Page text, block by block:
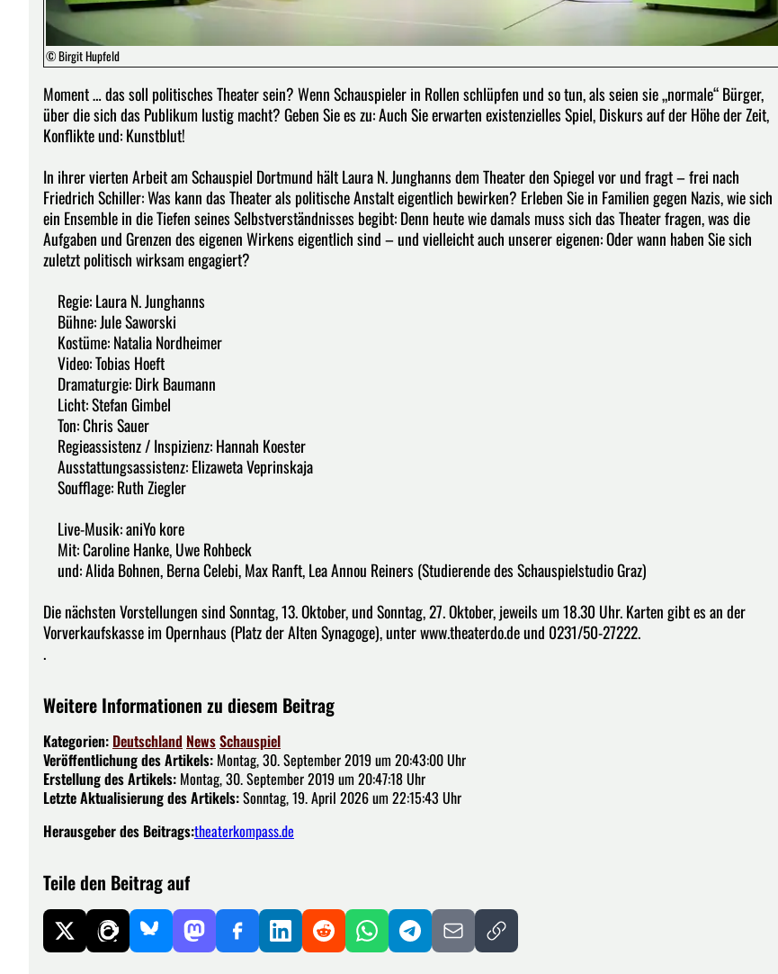
© Birgit Hupfeld
Moment … das soll politisches Theater sein? Wenn Schauspieler in Rollen schlüpfen und so tun, als seien sie „normale“ Bürger,
über die sich das Publikum lustig macht? Geben Sie es zu: Auch Sie erwarten existenzielles Spiel, Diskurs auf der Höhe der Zeit,
Konflikte und: Kunstblut!
In ihrer vierten Arbeit am Schauspiel Dortmund hält Laura N. Junghanns dem Theater den Spiegel vor und fragt – frei nach
Friedrich Schiller: Was kann das Theater als politische Anstalt eigentlich bewirken? Erleben Sie in Familien gegen Nazis, wie sich
ein Ensemble in die Tiefen seines Selbstverständnisses begibt: Denn heute wie damals muss sich das Theater fragen, was die
Aufgaben und Grenzen des eigenen Wirkens eigentlich sind – und vielleicht auch unserer eigenen: Oder wann haben Sie sich
zuletzt politisch wirksam engagiert?
Regie: Laura N. Junghanns
Bühne: Jule Saworski
Kostüme: Natalia Nordheimer
Video: Tobias Hoeft
Dramaturgie: Dirk Baumann
Licht: Stefan Gimbel
Ton: Chris Sauer
Regieassistenz / Inspizienz: Hannah Koester
Ausstattungsassistenz: Elizaweta Veprinskaja
Soufflage: Ruth Ziegler
Live-Musik: aniYo kore
Mit: Caroline Hanke, Uwe Rohbeck
und: Alida Bohnen, Berna Celebi, Max Ranft, Lea Annou Reiners (Studierende des Schauspielstudio Graz)
Die nächsten Vorstellungen sind Sonntag, 13. Oktober, und Sonntag, 27. Oktober, jeweils um 18.30 Uhr. Karten gibt es an der
Vorverkaufskasse im Opernhaus (Platz der Alten Synagoge), unter www.theaterdo.de und 0231/50-27222.
.
Weitere Informationen zu diesem Beitrag
Kategorien: Deutschland NewsSchauspiel
Veröffentlichung des Artikels: Montag, 30. September 2019 um 20:43:00 Uhr
Erstellung des Artikels: Montag, 30. September 2019 um 20:47:18 Uhr
Letzte Aktualisierung des Artikels:Sonntag, 19. April 2026 um 22:15:43 Uhr
Herausgeber des Beitrags:theaterkompass.de
Teile den Beitrag auf